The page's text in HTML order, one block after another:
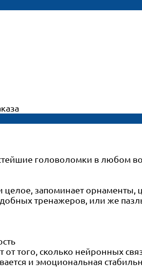
головоломки в любом
целое, запоминает
тренажеров, или же
того, сколько нейронных
и эмоциональная